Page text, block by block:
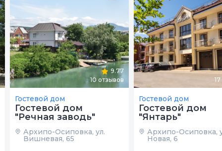
9.77
10 отзывов
Гостевой дом
Гостевой дом
"Речная заводь"
Архипо-Осиповка, ул.
Вишневая, 65
17
Гостевой дом
Гостевой дом
"Янтарь"
Архипо-Осиповка,
Новая, 6